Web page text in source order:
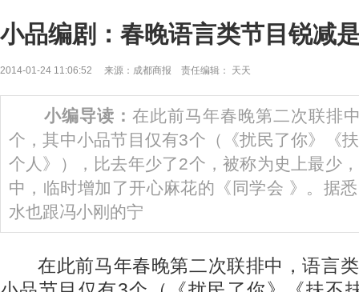
小品编剧：春晚语言类节目锐减
2014-01-24 11:06:52 来源：成都商报 责任编辑： 天天
小编导读： 在此前马年春晚第二次联排
个，其中小品节目仅有3个（《扰民了你》《
个人》），比去年少了2个，被称为史上最少
中，临时增加了开心麻花的《同学会 》。据
水也跟冯小刚的宁
在此前马年春晚第二次联排中，语言类